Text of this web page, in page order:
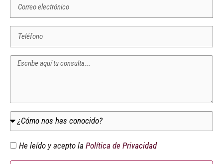
He leído y acepto la Política de Privacidad